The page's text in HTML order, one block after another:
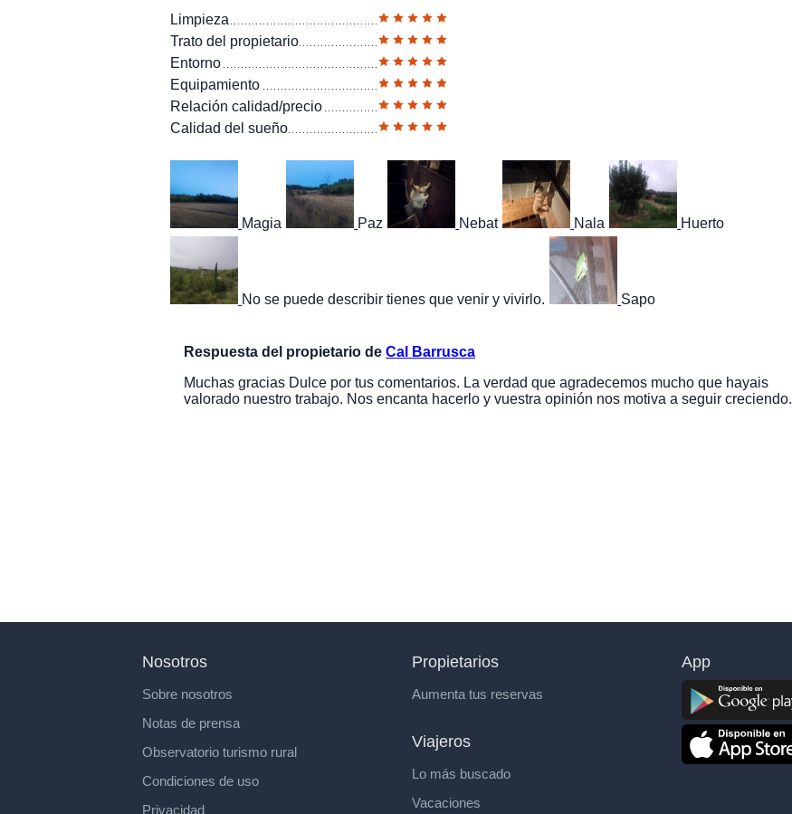
Limpieza
Trato del propietario
Entorno
Equipamiento
Relación calidad/precio
Calidad del sueño
Magia Paz Nebat Nala Huerto
No se puede describir tienes que venir y vivirlo. Sapo
Respuesta del propietario deCal Barrusca
Muchas gracias Dulce por tus comentarios. La verdad que agradecemos mucho que hayais
valorado nuestro trabajo. Nos encanta hacerlo y vuestra opinión nos motiva a seguir creciendo.
Nosotros
Sobre nosotros
Notas de prensa
Observatorio turismo rural
Condiciones de uso
Privacidad
Propietarios
Aumenta tus reservas
Viajeros
Lo más buscado
Vacaciones
App